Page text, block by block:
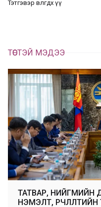
Тэтгэвэр өвлөгдөх үү
ТӨСТЭЙ МЭДЭЭ
ТАТВАР, НИЙГМИЙН
НЭМЭЛТ, ӨӨРЧЛӨЛТИЙН